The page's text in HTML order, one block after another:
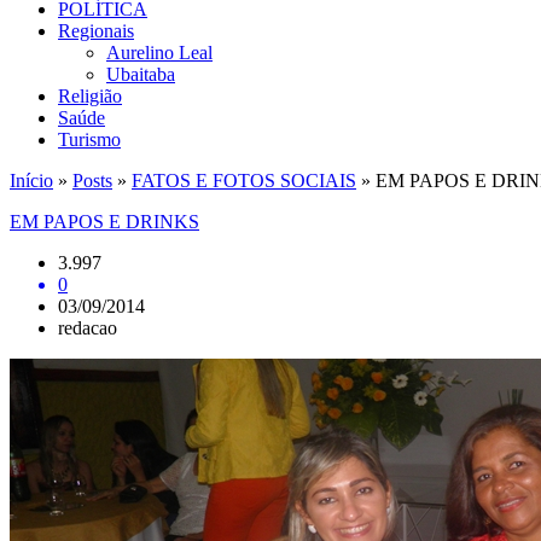
POLÍTICA
Regionais
Aurelino Leal
Ubaitaba
Religião
Saúde
Turismo
Início » Posts » FATOS E FOTOS SOCIAIS » EM PAPOS E
EM PAPOS E DRINKS
3.997
0
03/09/2014
redacao